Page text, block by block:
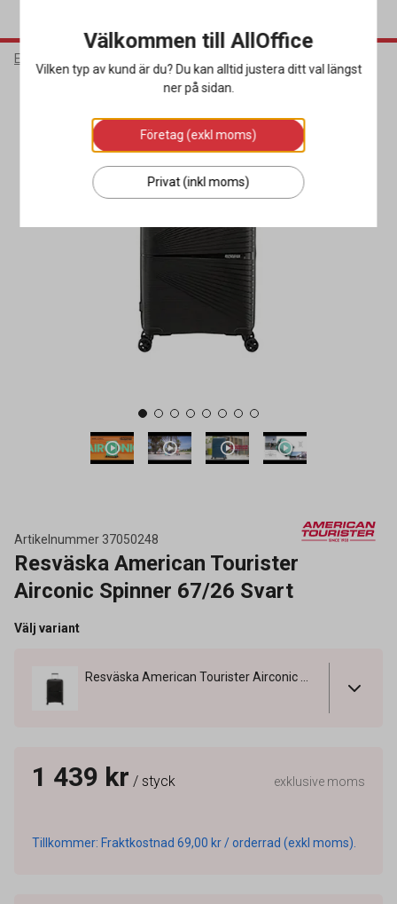
Elektronik
Artikelnummer 37050248
Resväska American Tourister
Airconic Spinner 67/26 Svart
Välj variant
Resväska American Tourister Airconic Spinner 67/26 Svart
1 439 kr / styck exklusive moms
Tillkommer: Fraktkostnad 69,00 kr / orderrad (exkl moms).
Välkommen till AllOffice
Vilken typ av kund är du? Du kan alltid justera ditt val längst
ner på sidan.
Företag (exkl moms)
Privat (inkl moms)